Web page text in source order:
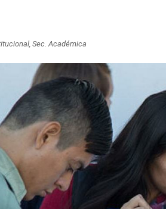
,Sec. Académica